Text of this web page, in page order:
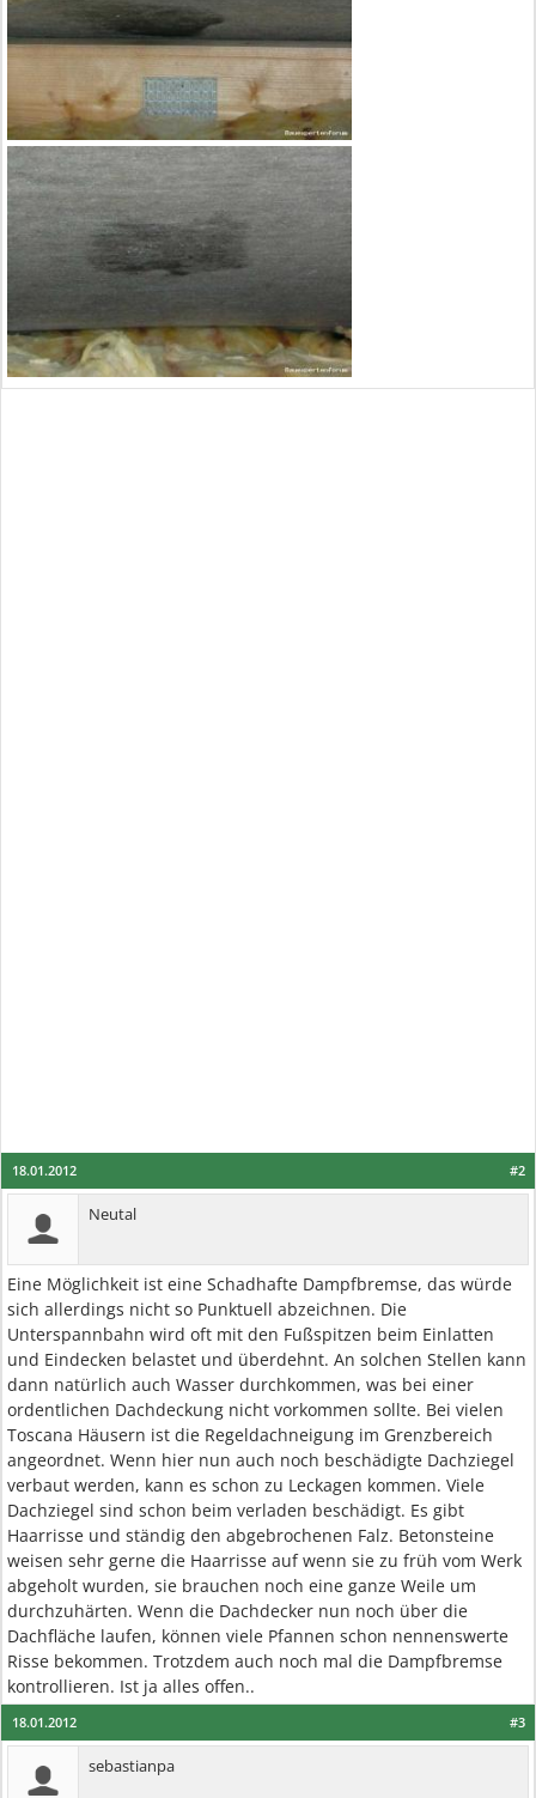
#2
18.01.2012
Neutal
Eine Möglichkeit ist eine Schadhafte Dampfbremse, das würde
sich allerdings nicht so Punktuell abzeichnen. Die
Unterspannbahn wird oft mit den Fußspitzen beim Einlatten
und Eindecken belastet und überdehnt. An solchen Stellen kann
dann natürlich auch Wasser durchkommen, was bei einer
ordentlichen Dachdeckung nicht vorkommen sollte. Bei vielen
Toscana Häusern ist die Regeldachneigung im Grenzbereich
angeordnet. Wenn hier nun auch noch beschädigte Dachziegel
verbaut werden, kann es schon zu Leckagen kommen. Viele
Dachziegel sind schon beim verladen beschädigt. Es gibt
Haarrisse und ständig den abgebrochenen Falz. Betonsteine
weisen sehr gerne die Haarrisse auf wenn sie zu früh vom Werk
abgeholt wurden, sie brauchen noch eine ganze Weile um
durchzuhärten. Wenn die Dachdecker nun noch über die
Dachfläche laufen, können viele Pfannen schon nennenswerte
Risse bekommen. Trotzdem auch noch mal die Dampfbremse
kontrollieren. Ist ja alles offen..
#3
18.01.2012
sebastianpa